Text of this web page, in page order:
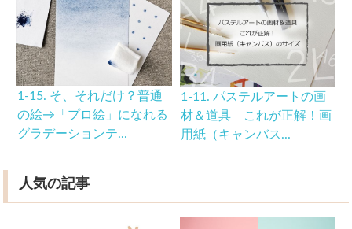
1-15. そ、それだけ？普通
の絵→「プロ絵」になれる
グラデーションテ...
1-11. パステルアートの画
材＆道具 これが正解！画
用紙（キャンバス...
人気の記事